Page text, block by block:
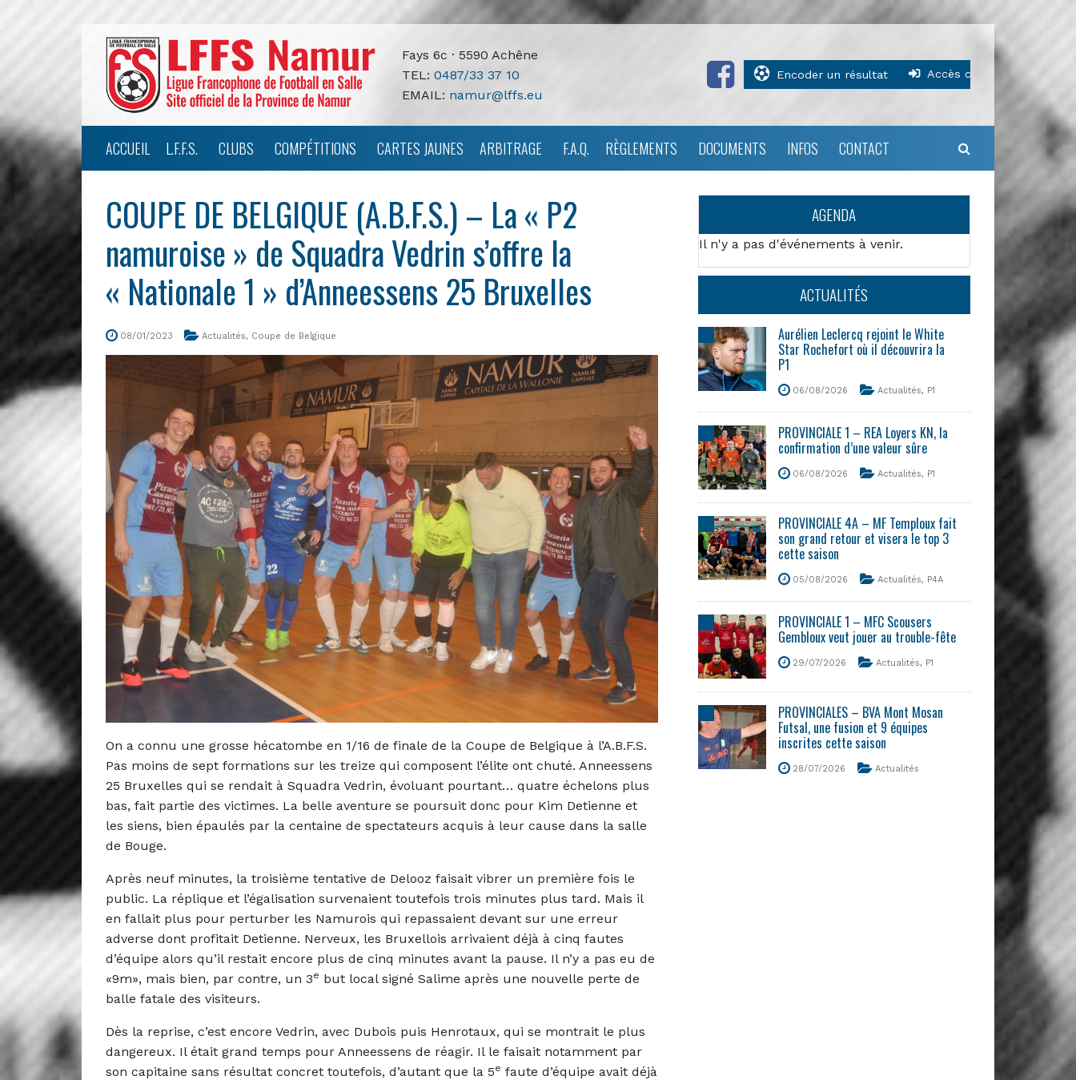
Fays 6c · 5590 Achêne
TEL: 0487/33 37 10
EMAIL: namur@lffs.eu
Encoder un résultat Accès clubs
ACCUEIL L.F.F.S. CLUBS COMPÉTITIONS CARTES JAUNES ARBITRAGE F.A.Q. RÈGLEMENTS DOCUMENTS INFOS CONTACT
COUPE DE BELGIQUE (A.B.F.S.) – La « P2
namuroise » de Squadra Vedrin s’offre la
« Nationale 1 » d’Anneessens 25 Bruxelles
08/01/2023 Actualités, Coupe de Belgique
On a connu une grosse hécatombe en 1/16 de finale de la Coupe de Belgique à l’A.B.F.S.
Pas moins de sept formations sur les treize qui composent l’élite ont chuté. Anneessens
25 Bruxelles qui se rendait à Squadra Vedrin, évoluant pourtant… quatre échelons plus
bas, fait partie des victimes. La belle aventure se poursuit donc pour Kim Detienne et
les siens, bien épaulés par la centaine de spectateurs acquis à leur cause dans la salle
de Bouge.
Après neuf minutes, la troisième tentative de Delooz faisait vibrer un première fois le
public. La réplique et l’égalisation survenaient toutefois trois minutes plus tard. Mais il
en fallait plus pour perturber les Namurois qui repassaient devant sur une erreur
adverse dont profitait Detienne. Nerveux, les Bruxellois arrivaient déjà à cinq fautes
d’équipe alors qu’il restait encore plus de cinq minutes avant la pause. Il n’y a pas eu de
«9m», mais bien, par contre, un 3e but local signé Salime après une nouvelle perte de
balle fatale des visiteurs.
Dès la reprise, c’est encore Vedrin, avec Dubois puis Henrotaux, qui se montrait le plus
dangereux. Il était grand temps pour Anneessens de réagir. Il le faisait notamment par
son capitaine sans résultat concret toutefois, d’autant que la 5e faute d’équipe avait déjà
AGENDA
Il n'y a pas d'événements à venir.
ACTUALITÉS
Aurélien Leclercq rejoint le White
Star Rochefort où il découvrira la
P1
06/08/2026 Actualités, P1
PROVINCIALE 1 – REA Loyers KN, la
confirmation d’une valeur sûre
06/08/2026 Actualités, P1
PROVINCIALE 4A – MF Temploux fait
son grand retour et visera le top 3
cette saison
05/08/2026 Actualités, P4A
PROVINCIALE 1 – MFC Scousers
Gembloux veut jouer au trouble-fête
29/07/2026 Actualités, P1
PROVINCIALES – BVA Mont Mosan
Futsal, une fusion et 9 équipes
inscrites cette saison
28/07/2026 Actualités